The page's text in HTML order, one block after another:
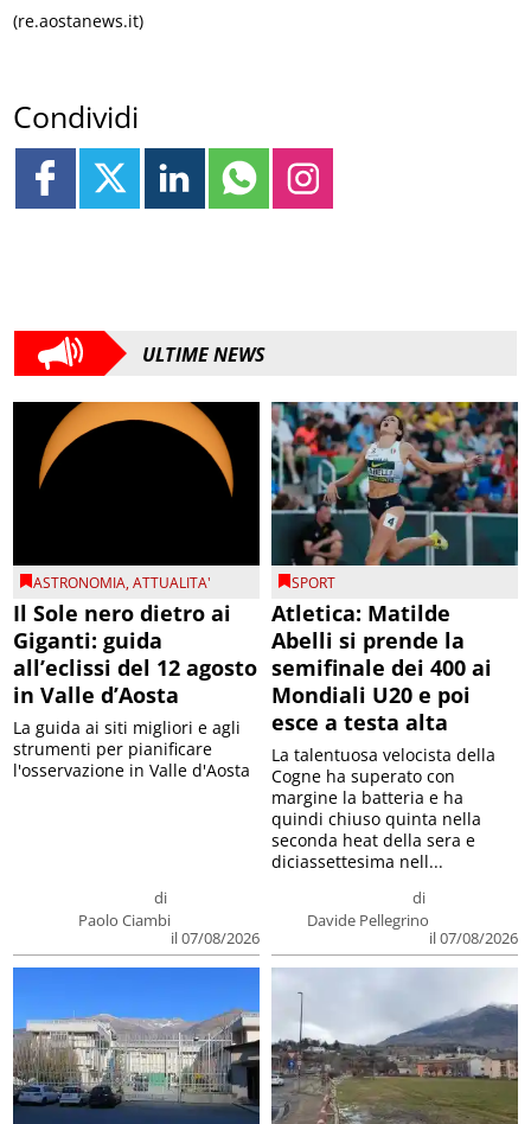
(re.aostanews.it)
Condividi
ULTIME NEWS
ASTRONOMIA,ATTUALITA'
Il Sole nero dietro ai
Giganti: guida
all’eclissi del 12 agosto
in Valle d’Aosta
di
Paolo Ciambi
il 07/08/2026
La guida ai siti migliori e agli
strumenti per pianificare
l'osservazione in Valle d'Aosta
SPORT
Atletica: Matilde
Abelli si prende la
semifinale dei 400 ai
Mondiali U20 e poi
esce a testa alta
di
Davide Pellegrino
il 07/08/2026
La talentuosa velocista della
Cogne ha superato con
margine la batteria e ha
quindi chiuso quinta nella
seconda heat della sera e
diciassettesima nell...